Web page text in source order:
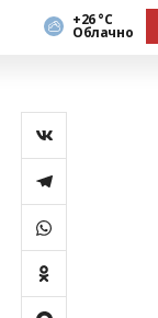
+26 °С
Облачно